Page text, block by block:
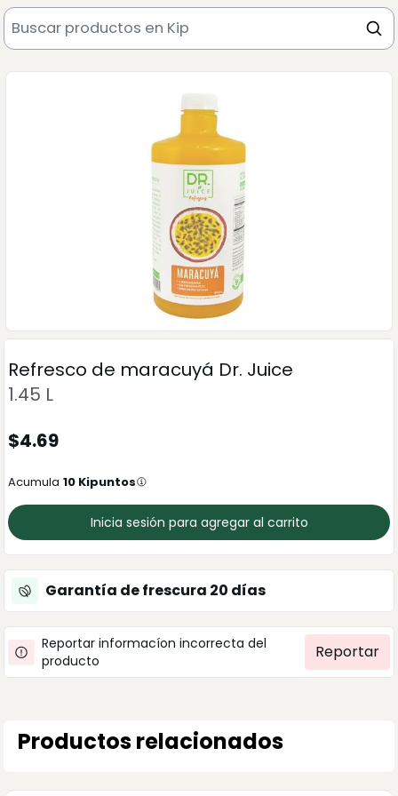
Refresco de maracuyá Dr. Juice
1.45 L
$4.69
Acumula 10 Kipuntos
Inicia sesión para agregar al carrito
Garantía de frescura 20 días
Reportar informacíon incorrecta del
producto
Reportar
Productos relacionados